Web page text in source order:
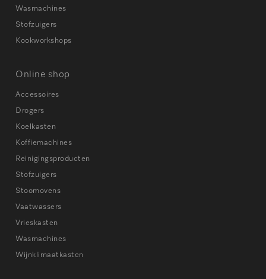
Wasmachines
Stofzuigers
Kookworkshops
Online shop
Accessoires
Drogers
Koelkasten
Koffiemachines
Reinigingsproducten
Stofzuigers
Stoomovens
Vaatwassers
Vrieskasten
Wasmachines
Wijnklimaatkasten